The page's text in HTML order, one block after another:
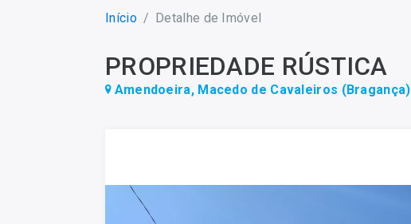
Início Detalhe de Imóvel
PROPRIEDADE RÚSTICA
Amendoeira, Macedo de Cavaleiros (Bragança)